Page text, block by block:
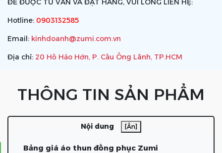
ĐỂ ĐƯỢC TƯ VẤN VÀ ĐẶT HÀNG, VUI LÒNG LIÊN HỆ:
Hotline: 0903132585
Email: kinhdoanh@zumi.com.vn
Địa chỉ: 20 Hồ Hảo Hớn, P. Cầu Ông Lãnh, TP.HCM
THÔNG TIN SẢN PHẨM
Nội dung [Ẩn]
Bảng giá áo thun đồng phục Zumi